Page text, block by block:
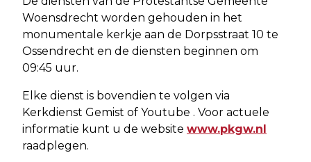
Woensdrecht worden gehouden in het
monumentale kerkje aan de Dorpsstraat 10 te
Ossendrecht en de diensten beginnen om
09:45 uur.
Elke dienst is bovendien te volgen via
Kerkdienst Gemist of Youtube . Voor actuele
informatie kunt u de website www.pkgw.nl
raadplegen.